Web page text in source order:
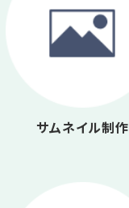
サムネイル制作